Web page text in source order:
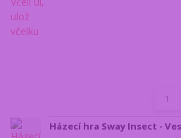
Házecí hra Sway Insect -